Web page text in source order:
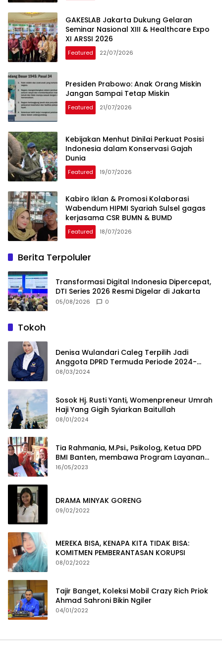
GAKESLAB Jakarta Dukung Gelaran
Seminar Nasional XIII & Healthcare Expo
XI ARSSI 2026
Featured 22/07/2026
Presiden Prabowo: Anak Orang Miskin
Jangan Sampai Tetap Miskin
Featured 21/07/2026
Kebijakan Menhut Dinilai Perkuat Posisi
Indonesia dalam Konservasi Gajah
Dunia
Featured 19/07/2026
Kabiro Iklan & Promosi Kolaborasi
Wabendum HIPMI Syariah Sulsel gagas
kerjasama CSR BUMN & BUMD
Featured 18/07/2026
Berita Terpoluler
Transformasi Digital Indonesia Dipercepat,
DTI Series 2026 Resmi Digelar di Jakarta
05/08/2026 0
Tokoh
Denisa Wulandari Caleg Terpilih Jadi
Anggota DPRD Termuda Periode 2024-
2029
08/03/2024
Sosok Hj. Rusti Yanti, Womenpreneur Umrah
Haji Yang Gigih Syiarkan Baitullah
08/01/2024
Tia Rahmania, M.Psi., Psikolog, Ketua DPD
BMI Banten, membawa Program Layanan
Pembuatan Dokumen Kependudukan
16/05/2023
DRAMA MINYAK GORENG
09/02/2022
MEREKA BISA, KENAPA KITA TIDAK BISA:
KOMITMEN PEMBERANTASAN KORUPSI
08/02/2022
Tajir Banget, Koleksi Mobil Crazy Rich Priok
Ahmad Sahroni Bikin Ngiler
04/01/2022